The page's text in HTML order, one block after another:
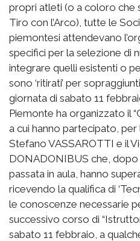
propri atleti (o a coloro che
Tiro con l’Arco), tutte le
piemontesi attendevano
specifici per la selezione di
integrare quelli esistenti o
sono ‘ritirati’ per
giornata di sabato 11
Piemonte ha organizzato il
a cui hanno partecipato, per
Stefano VASSAROTTI e il
DONADONIBUS che, dopo
passata in aula, hanno
ricevendo la qualifica di
le conoscenze necessarie
successivo corso di
sabato 11 febbraio, a